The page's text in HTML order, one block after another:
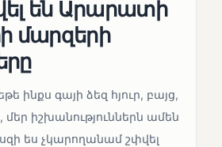
են Արարատի
մարզերի
ինքս գայի ձեզ հյուր, բայց,
մեր իշխանություններն ամեն
ես չկարողանամ շփվել